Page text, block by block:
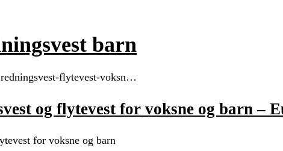
barn
flytevest-voksn…
og flytevest for voksne og barn –
for voksne og barn